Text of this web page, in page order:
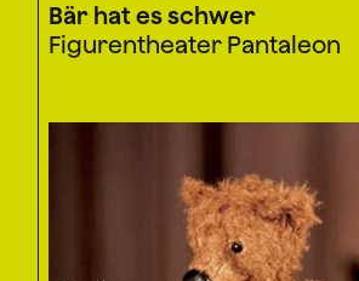
Bär hat es schwer
Figurentheater Pantaleon